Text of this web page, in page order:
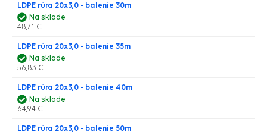
LDPE rúra 20x3,0 - balenie 30m
Na sklade
48,71 €
LDPE rúra 20x3,0 - balenie 35m
Na sklade
56,83 €
LDPE rúra 20x3,0 - balenie 40m
Na sklade
64,94 €
LDPE rúra 20x3,0 - balenie 50m